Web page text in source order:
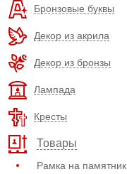
Бронзовые буквы
Декор из акрила
Декор из бронзы
Лампада
Кресты
Товары
Рамка на памятник